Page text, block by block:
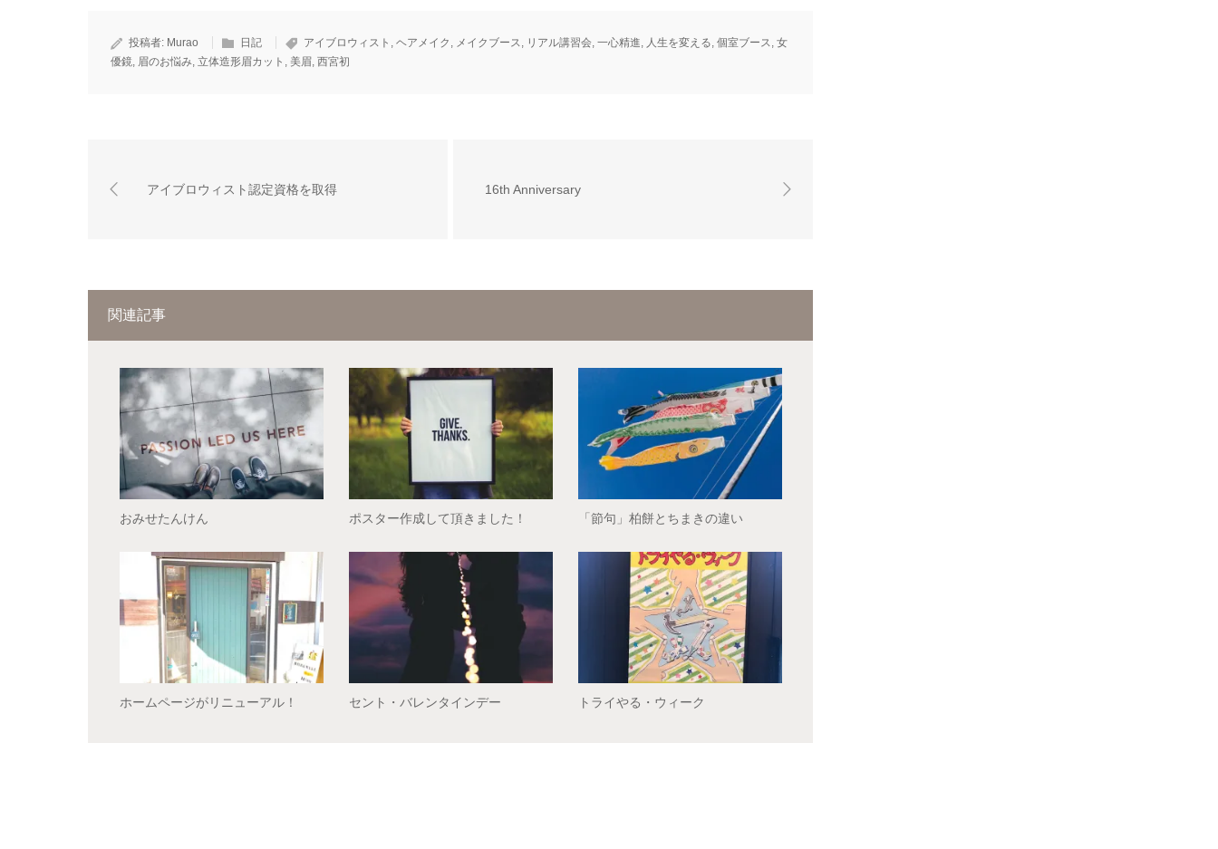
投稿者: Murao 日記 アイブロウィスト , ヘアメイク , メイクブース, リアル講習会, 一心精進, 人生を変える, 個室ブース, 女
優鏡, 眉のお悩み, 立体造形眉カット , 美眉, 西宮初
アイブロウィスト認定資格を取得 16th Anniversary
関連記事
おみせたんけん ポスター作成して頂きました！ 「節句」柏餅とちまきの違い
ホームページがリニューアル！ セント・バレンタインデー トライやる・ウィーク